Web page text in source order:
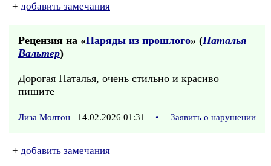
+ добавить замечания
Рецензия на «Наряды из прошлого» (Наталья
Вальтер)
Дорогая Наталья, очень стильно и красиво
пишите
Лиза Молтон 14.02.2026 01:31 • Заявить о нарушении
+ добавить замечания